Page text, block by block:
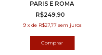
PARIS E ROMA
R$249,90
9 x de R$27,77 sem juros